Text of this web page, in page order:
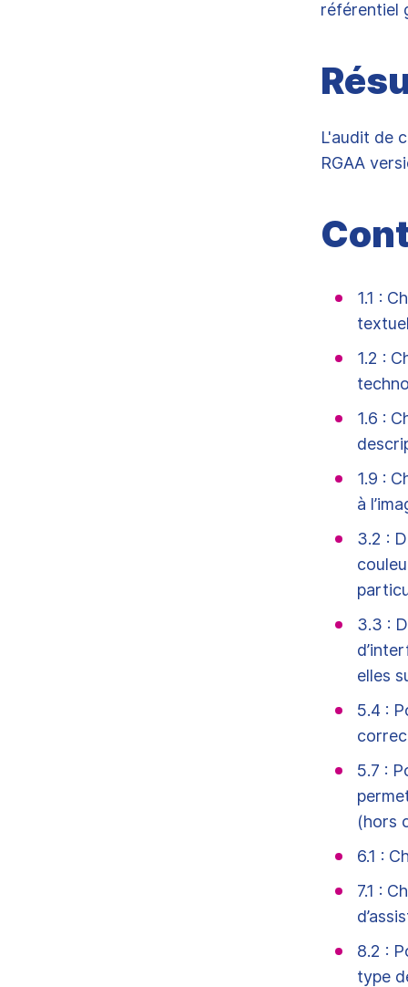
référentiel
L'audit de
RGAA
1.1 :
1.2 :
1.6 :
1.9 :
à
3.2 :
3.3 :
elles
5.4 :
5.7 :
(hors
6.1 :
7.1 :
8.2 :
type